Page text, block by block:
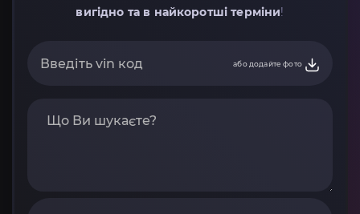
вигідно та в найкоротші терміни!
або додайте фото